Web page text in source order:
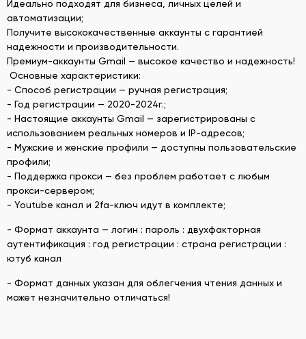
Идеально подходят для бизнеса, личных целей и
автоматизации;
Получите высококачественные аккаунты с гарантией
надежности и производительности.
Премиум-аккаунты Gmail — высокое качество и надежность!
Основные характеристики:
- Способ регистрации — ручная регистрация;
- Год регистрации — 2020-2024г.;
- Настоящие аккаунты Gmail — зарегистрированы с
использованием реальных номеров и IP-адресов;
- Мужские и женские профили — доступны пользовательские
профили;
- Поддержка прокси — без проблем работает с любым
прокси-сервером;
- Youtube канал и 2fa-ключ идут в комплекте;
- Формат аккаунта — логин : пароль : двухфакторная
аутентификация : год регистрации : страна регистрации :
ютуб канал
- Формат данных указан для облегчения чтения данных и
может незначительно отличаться!